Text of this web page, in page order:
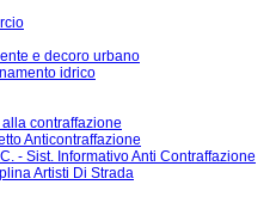
e decoro urbano
idrico
alla contraffazione
Anticontraffazione
- Sist. Informativo Anti Contraffazione
Artisti Di Strada